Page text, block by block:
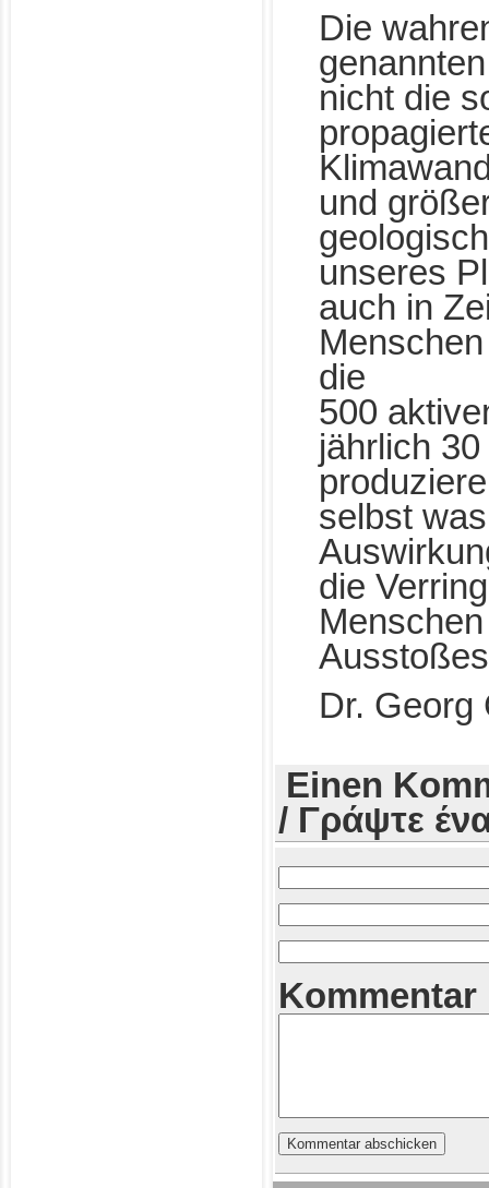
Die
nicht die
und
unseres
auch in
die
500
jährlich
selbst
die
Dr. Georg
Einen
/ Γράψτε
Kommentar